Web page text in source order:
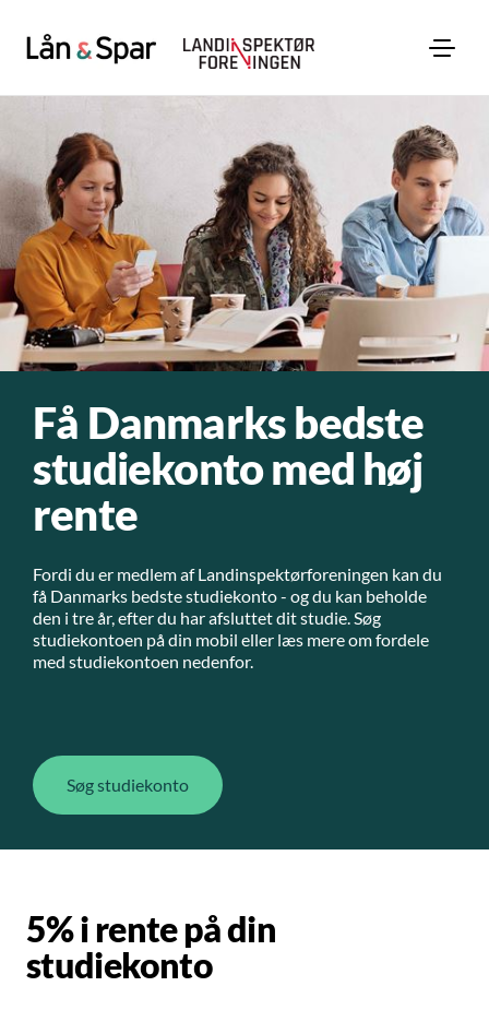
Få Danmarks bedste
studiekonto med høj
rente
Fordi du er medlem af Landinspektørforeningen kan du
få Danmarks bedste studiekonto - og du kan beholde
den i tre år, efter du har afsluttet dit studie. Søg
studiekontoen på din mobil eller læs mere om fordele
med studiekontoen nedenfor.
Søg studiekonto
5% i rente på din
studiekonto